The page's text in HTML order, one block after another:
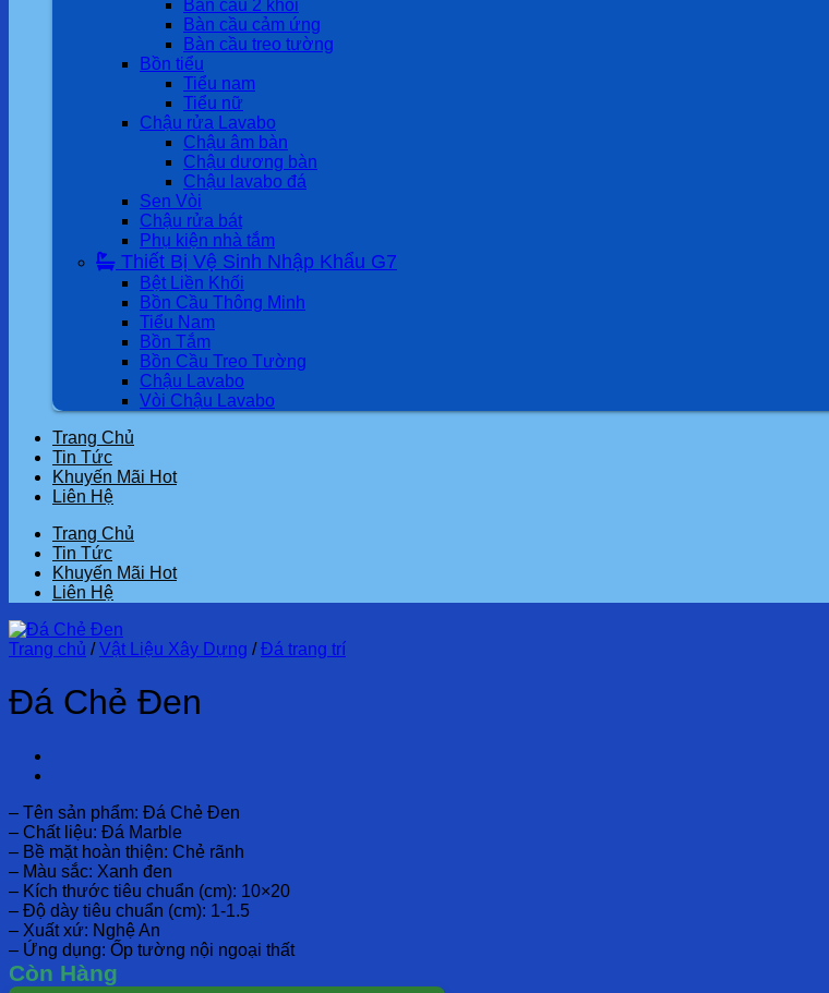
Bàn cầu 2 khối
Bàn cầu cảm ứng
Bàn cầu treo tường
Bồn tiểu
Tiểu nam
Tiểu nữ
Chậu rửa Lavabo
Chậu âm bàn
Chậu dương bàn
Chậu lavabo đá
Sen Vòi
Chậu rửa bát
Phụ kiện nhà tắm
Thiết Bị Vệ Sinh Nhập Khẩu G7
Bệt Liền Khối
Bồn Cầu Thông Minh
Tiểu Nam
Bồn Tắm
Bồn Cầu Treo Tường
Chậu Lavabo
Vòi Chậu Lavabo
Trang Chủ
Tin Tức
Khuyến Mãi Hot
Liên Hệ
Trang Chủ
Tin Tức
Khuyến Mãi Hot
Liên Hệ
Trang chủ / Vật Liệu Xây Dựng / Đá trang trí
Đá Chẻ Đen
– Tên sản phẩm: Đá Chẻ Đen
– Chất liệu: Đá Marble
– Bề mặt hoàn thiện: Chẻ rãnh
– Màu sắc: Xanh đen
– Kích thước tiêu chuẩn (cm): 10×20
– Độ dày tiêu chuẩn (cm): 1-1.5
– Xuất xứ: Nghệ An
– Ứng dụng: Ốp tường nội ngoại thất
Còn Hàng